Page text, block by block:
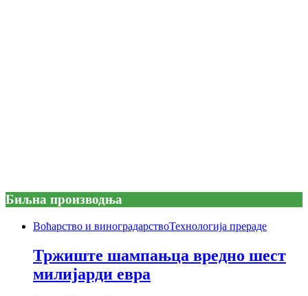
Биљна производња
Воћарство и виноградарствоТехнологија прераде
Тржиште шампањца вредно шест
милијарди евра